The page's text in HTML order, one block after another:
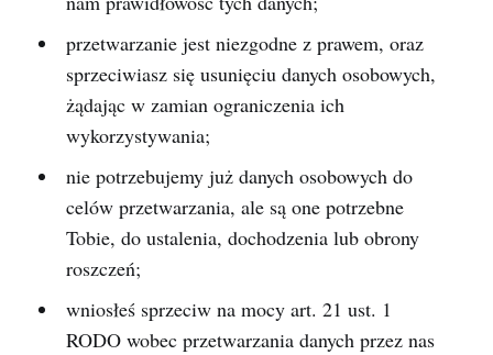
przetwarzanie jest niezgodne z prawem, oraz
sprzeciwiasz się usunięciu danych osobowych,
żądając w zamian ograniczenia ich
wykorzystywania;
nie potrzebujemy już danych osobowych do
celów przetwarzania, ale są one potrzebne
Tobie, do ustalenia, dochodzenia lub obrony
roszczeń;
wniosłeś sprzeciw na mocy art. 21 ust. 1
RODO wobec przetwarzania danych przez nas